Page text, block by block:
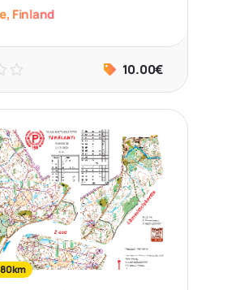
Finland
10.00€